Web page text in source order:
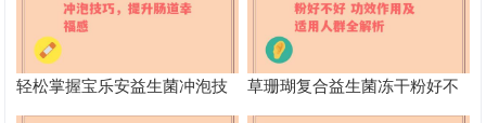
轻松掌握宝乐安益生菌冲泡技
巧，提升肠道幸福感
草珊瑚复合益生菌冻干粉好不
好 功效作用及适用人群全解析